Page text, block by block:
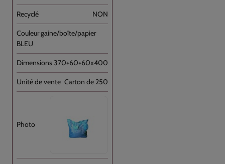
NON
BLEU
370+60+60x400
Carton de 250